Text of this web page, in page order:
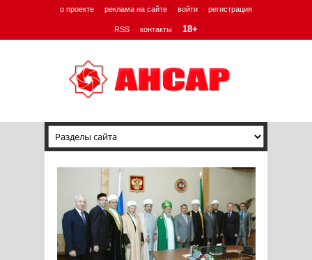
о проекте реклама на сайте войти регистрация
RSS контакты 18+